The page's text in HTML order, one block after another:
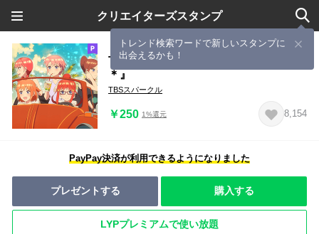
クリエイターズスタンプ
トレンド検索ワードで新しいスタンプに
出会えるかも！
TVスペシャルアニメ『五等分の花嫁
＊』
TBSスパークル
￥250 1%還元 8,154
PayPay決済が利用できるようになりました
プレゼントする 購入する
LYPプレミアムで使い放題